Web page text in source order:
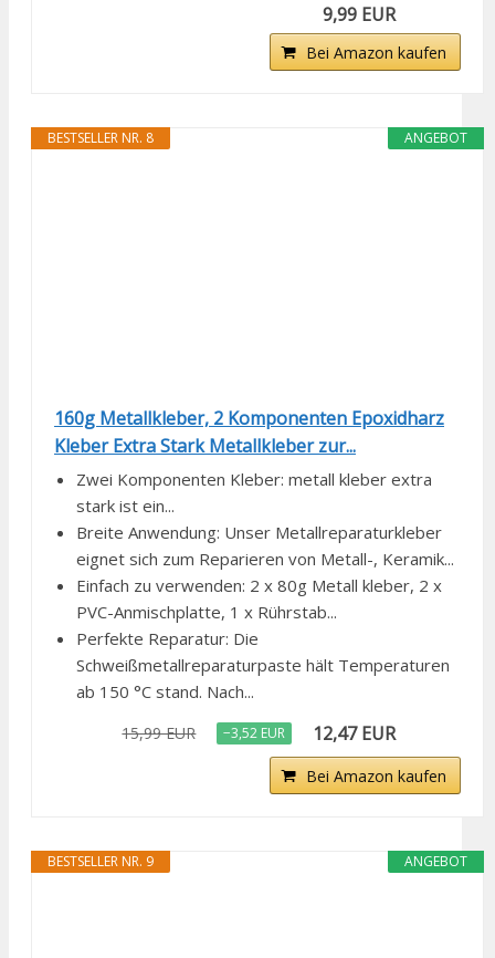
9,99 EUR
Bei Amazon kaufen
ANGEBOT
BESTSELLER NR. 8
160g Metallkleber, 2 Komponenten Epoxidharz
Kleber Extra Stark Metallkleber zur...
Zwei Komponenten Kleber: metall kleber extra
stark ist ein...
Breite Anwendung: Unser Metallreparaturkleber
eignet sich zum Reparieren von Metall-, Keramik...
Einfach zu verwenden: 2 x 80g Metall kleber, 2 x
PVC-Anmischplatte, 1 x Rührstab...
Perfekte Reparatur: Die
Schweißmetallreparaturpaste hält Temperaturen
ab 150 °C stand. Nach...
15,99 EUR −3,52 EUR 12,47 EUR
Bei Amazon kaufen
ANGEBOT
BESTSELLER NR. 9